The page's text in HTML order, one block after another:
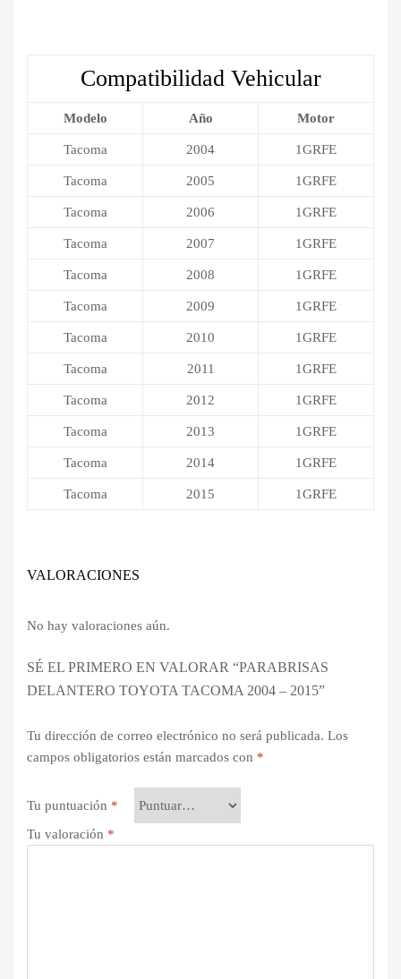
Compatibilidad Vehicular
Modelo Año Motor
Tacoma 2004 1GRFE
Tacoma 2005 1GRFE
Tacoma 2006 1GRFE
Tacoma 2007 1GRFE
Tacoma 2008 1GRFE
Tacoma 2009 1GRFE
Tacoma 2010 1GRFE
Tacoma 2011 1GRFE
Tacoma 2012 1GRFE
Tacoma 2013 1GRFE
Tacoma 2014 1GRFE
Tacoma 2015 1GRFE
VALORACIONES
No hay valoraciones aún.
SÉ EL PRIMERO EN VALORAR “PARABRISAS
DELANTERO TOYOTA TACOMA 2004 – 2015”
Tu dirección de correo electrónico no será publicada. Los
campos obligatorios están marcados con *
Tu puntuación *
Tu valoración *